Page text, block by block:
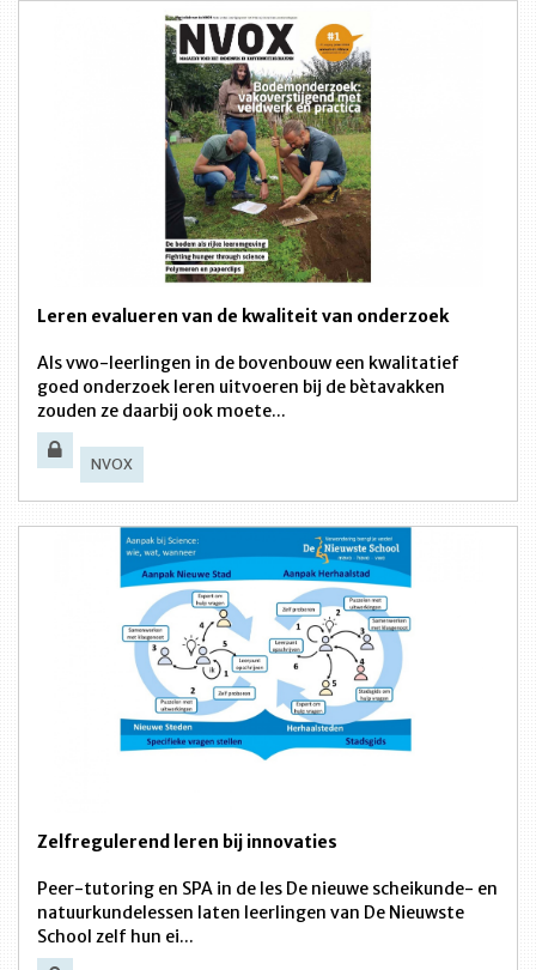
Leren evalueren van de kwaliteit van onderzoek
Als vwo-leerlingen in de bovenbouw een kwalitatief
goed onderzoek leren uitvoeren bij de bètavakken
zouden ze daarbij ook moete...
NVOX
Zelfregulerend leren bij innovaties
Peer-tutoring en SPA in de les De nieuwe scheikunde- en
natuurkundelessen laten leerlingen van De Nieuwste
School zelf hun ei...